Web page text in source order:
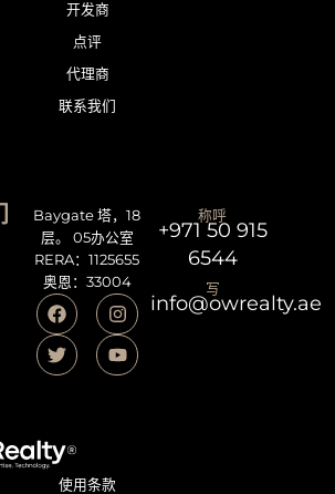
开发商
点评
代理商
联系我们
Baygate 塔，18
层。 05办公室
RERA：1125655
奥恩：33004
称呼
+971 50 915
6544
写
info@owrealty.ae
使用条款